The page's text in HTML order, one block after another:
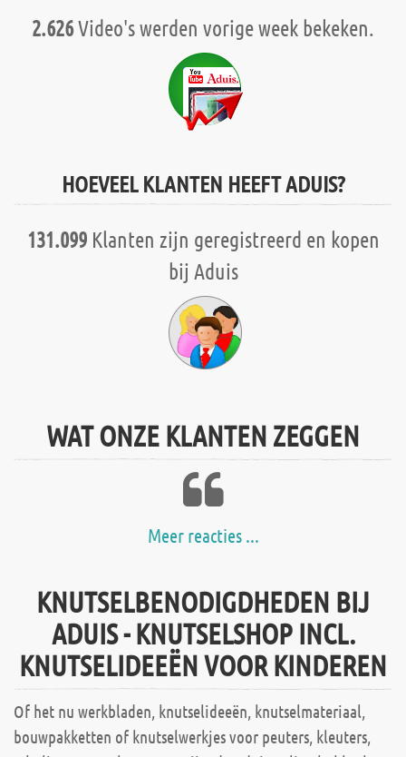
2.626Video's werden vorige week bekeken.
HOEVEEL KLANTEN HEEFT ADUIS?
131.099Klanten zijn geregistreerd en kopen
bij Aduis
WAT ONZE KLANTEN ZEGGEN
Meer reacties ...
KNUTSELBENODIGDHEDEN BIJ
ADUIS - KNUTSELSHOP INCL.
KNUTSELIDEEËN VOOR KINDEREN
Of het nu werkbladen, knutselideeën, knutselmateriaal,
bouwpakketten of knutselwerkjes voor peuters, kleuters,